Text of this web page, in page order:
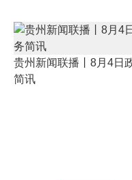
贵州新闻联播丨8月4日
简讯